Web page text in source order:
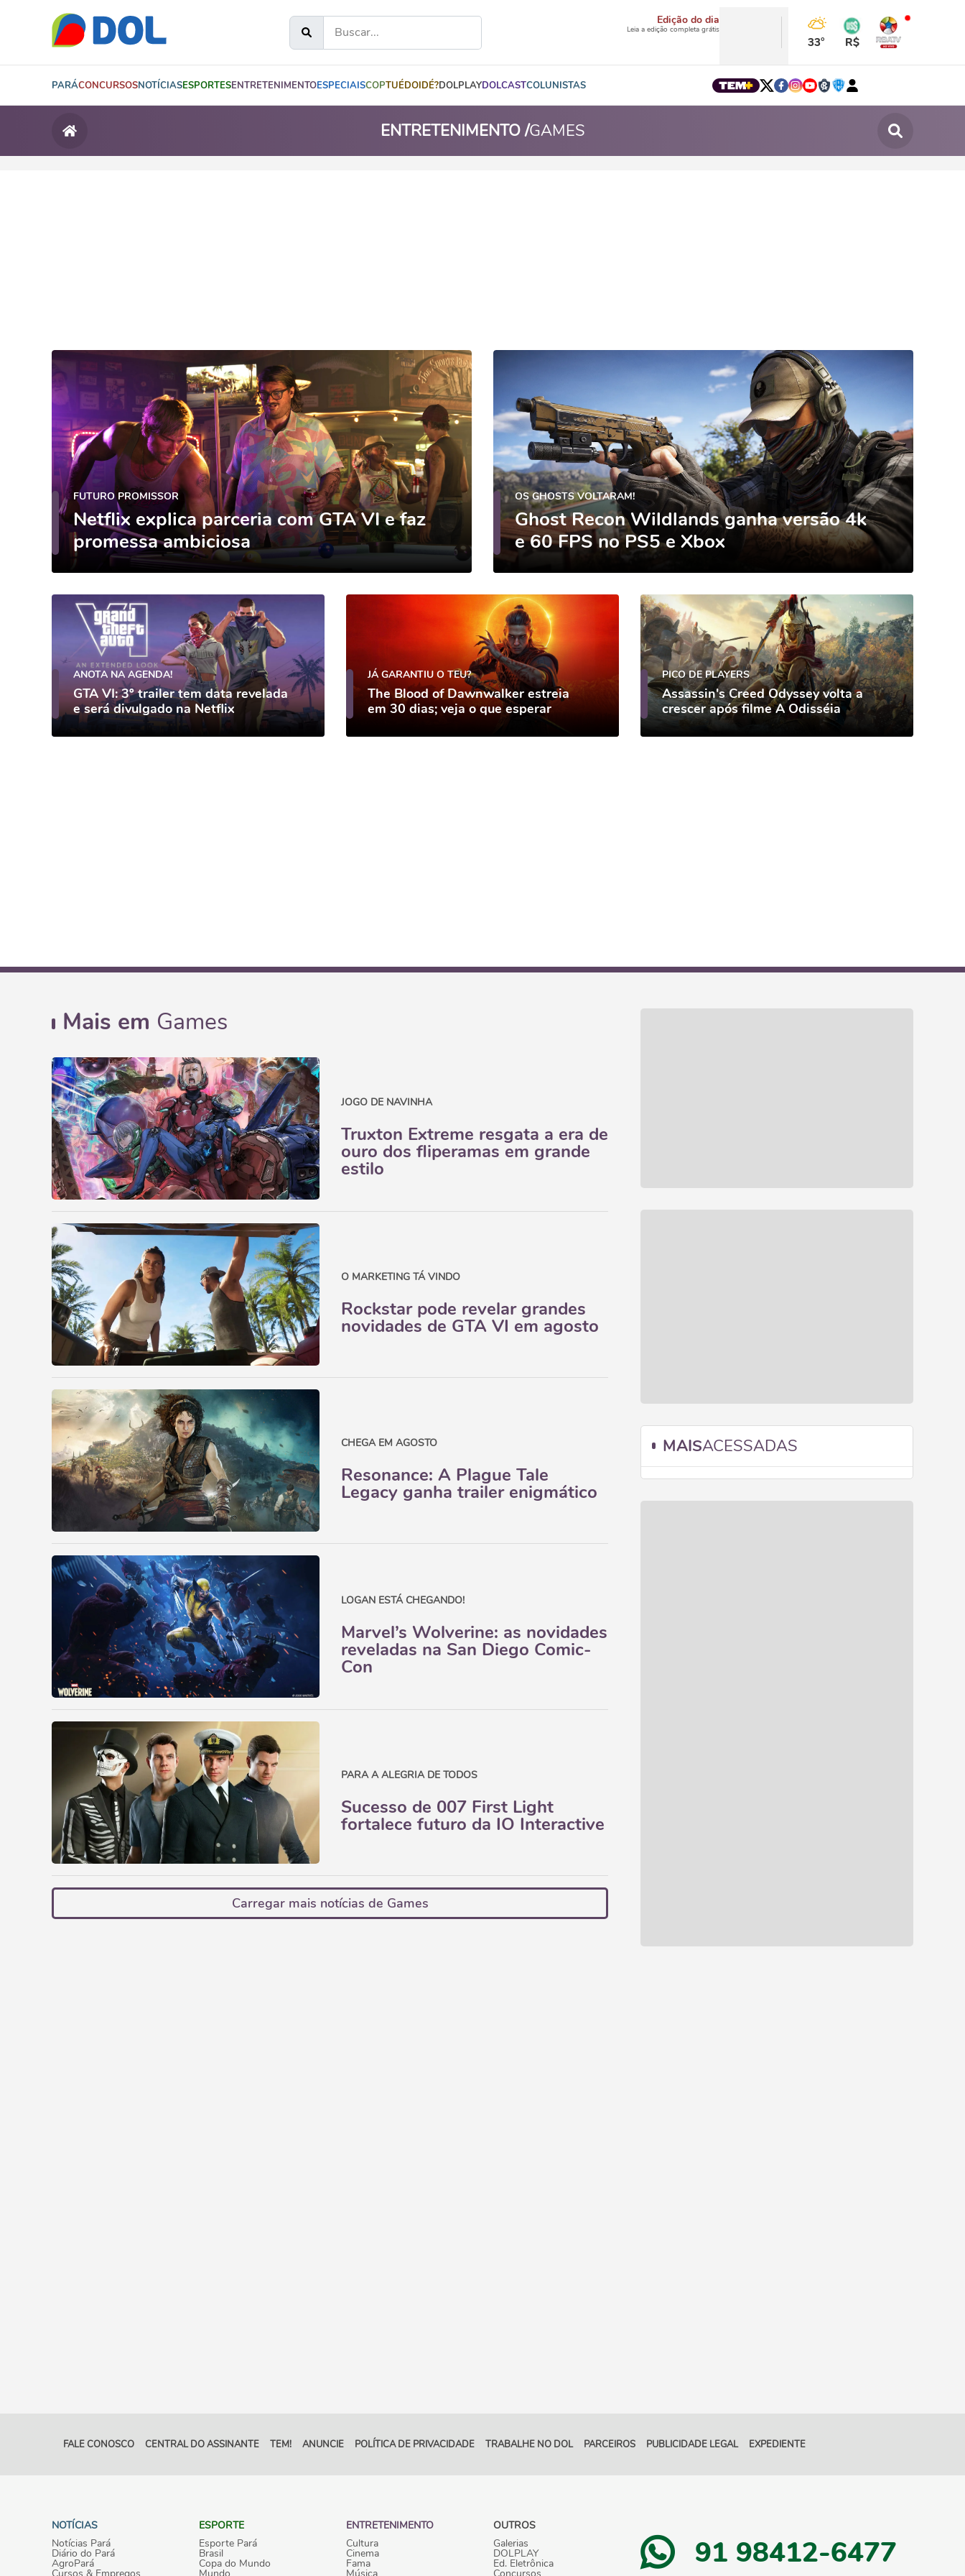
Edição do dia
Leia a edição completa grátis
33° R$
PARÁCONCURSOSNOTÍCIASESPORTESENTRETENIMENTOESPECIAISCOPTUÉDOIDÉ?DOLPLAYDOLCASTCOLUNISTAS
ENTRETENIMENTO /GAMES
FUTURO PROMISSOR
Netflix explica parceria com GTA VI e faz
promessa ambiciosa
OS GHOSTS VOLTARAM!
Ghost Recon Wildlands ganha versão 4k
e 60 FPS no PS5 e Xbox
ANOTA NA AGENDA!
GTA VI: 3º trailer tem data revelada
e será divulgado na Netflix
JÁ GARANTIU O TEU?
The Blood of Dawnwalker estreia
em 30 dias; veja o que esperar
PICO DE PLAYERS
Assassin's Creed Odyssey volta a
crescer após filme A Odisséia
Mais em Games
JOGO DE NAVINHA
Truxton Extreme resgata a era de
ouro dos fliperamas em grande
estilo
O MARKETING TÁ VINDO
Rockstar pode revelar grandes
novidades de GTA VI em agosto
CHEGA EM AGOSTO
Resonance: A Plague Tale
Legacy ganha trailer enigmático
LOGAN ESTÁ CHEGANDO!
Marvel’s Wolverine: as novidades
reveladas na San Diego Comic-
Con
PARA A ALEGRIA DE TODOS
Sucesso de 007 First Light
fortalece futuro da IO Interactive
Carregar mais notícias de Games
MAISACESSADAS
FALE CONOSCO CENTRAL DO ASSINANTE TEM! ANUNCIE POLÍTICA DE PRIVACIDADE TRABALHE NO DOL PARCEIROS PUBLICIDADE LEGAL EXPEDIENTE
NOTÍCIAS
Notícias Pará
Diário do Pará
AgroPará
Cursos & Empregos
ESPORTE
Esporte Pará
Brasil
Copa do Mundo
Mundo
ENTRETENIMENTO
Cultura
Cinema
Fama
Música
OUTROS
Galerias
DOLPLAY
Ed. Eletrônica
Concursos
91 98412-6477